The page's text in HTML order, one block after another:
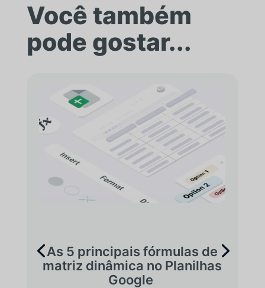
Você também
pode gostar...
As 5 principais fórmulas de
matriz dinâmica no Planilhas
Google